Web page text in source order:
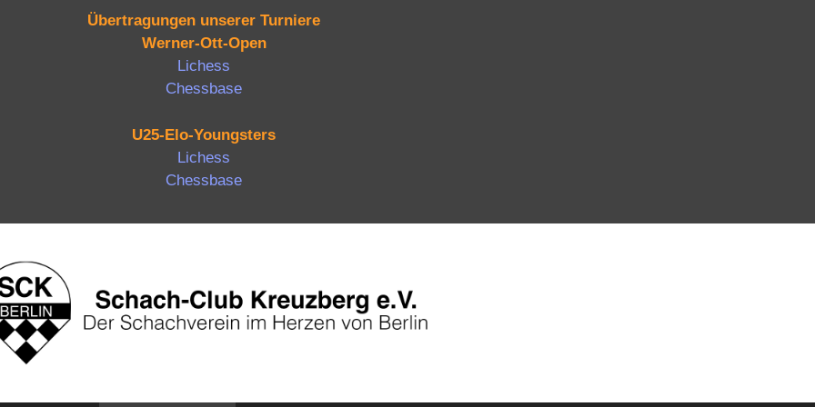
Übertragungen unserer Turniere
Werner-Ott-Open
Lichess
Chessbase
U25-Elo-Youngsters
Lichess
Chessbase